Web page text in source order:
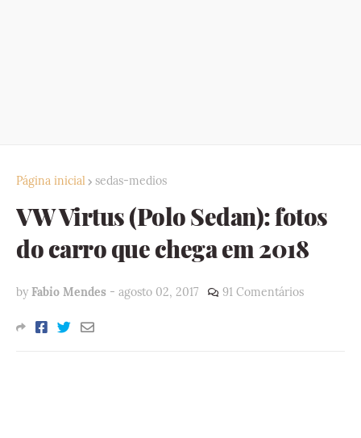
Página inicial sedas-medios
VW Virtus (Polo Sedan): fotos
do carro que chega em 2018
by Fabio Mendes - agosto 02, 2017 91 Comentários